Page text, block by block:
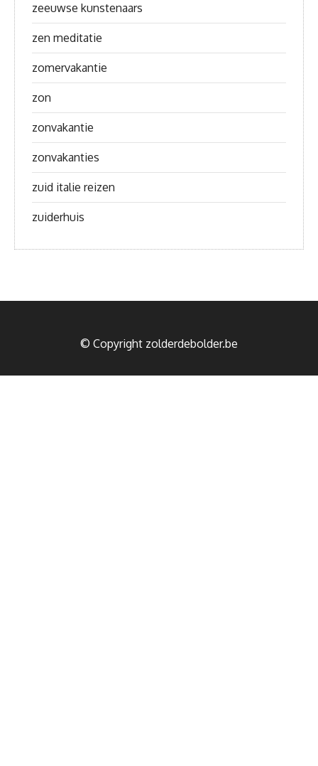
zeeuwse kunstenaars
zen meditatie
zomervakantie
zon
zonvakantie
zonvakanties
zuid italie reizen
zuiderhuis
© Copyright zolderdebolder.be